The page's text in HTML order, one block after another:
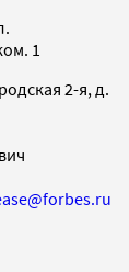
1
2-я, д.